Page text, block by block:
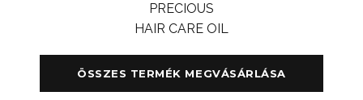
PRECIOUS
HAIR CARE OIL
ÖSSZES TERMÉK MEGVÁSÁRLÁSA